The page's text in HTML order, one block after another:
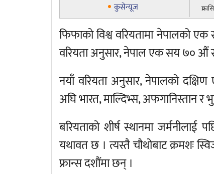
कुसेन्यूज
फिफाको विश्व वरियतामा नेपालको
वरियता अनुसार, नेपाल एक सय ७० औं
नयाँ वरियता अनुसार, नेपालको
अघि भारत, माल्दिभ्स, अफगानिस्तान र
बरियताको शीर्ष स्थानमा जर्मनीलाई
यथावत छ । त्यस्तै चौथोबाट क्रमशः
फ्रान्स दशौंमा छन् ।